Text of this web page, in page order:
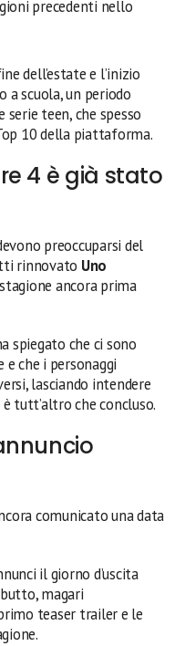
precedenti nello
dell’estate e l’inizio
a scuola, un periodo
teen, che spesso
10 della piattaforma.
4 è già stato
preoccuparsi del
rinnovato Uno
ancora prima
spiegato che ci sono
che i personaggi
lasciando intendere
tutt’altro che concluso.
comunicato una data
il giorno d’uscita
magari
teaser trailer e le